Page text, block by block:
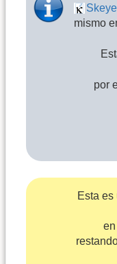
mismo
por
Esta